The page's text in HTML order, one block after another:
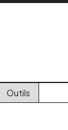
Outils